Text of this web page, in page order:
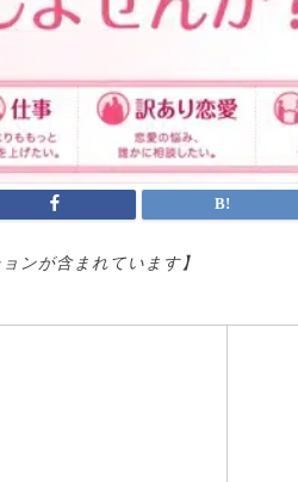
ンが含まれています】